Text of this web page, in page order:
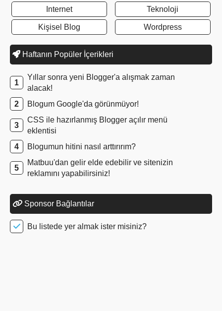
Internet
Kişisel Blog
Teknoloji
Wordpress
Haftanın Popüler İçerikleri
Yıllar sonra yeni Blogger'a alışmak zaman
alacak!
Blogum Google'da görünmüyor!
CSS ile hazırlanmış Blogger açılır menü
eklentisi
Blogumun hitini nasıl arttırırım?
Matbuu'dan gelir elde edebilir ve sitenizin
reklamını yapabilirsiniz!
Sponsor Bağlantılar
Bu listede yer almak ister misiniz?